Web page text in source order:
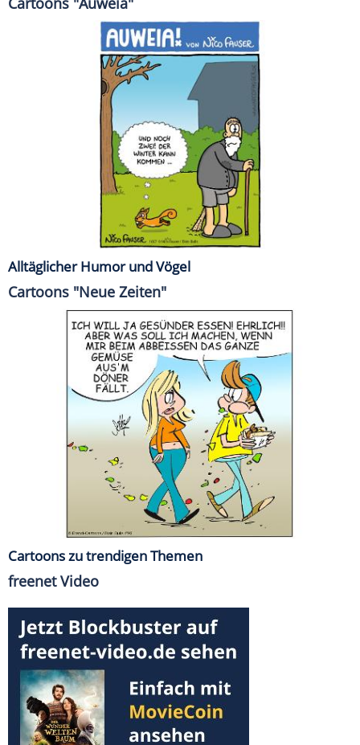
Alltäglicher Humor und Vögel
Cartoons "Neue Zeiten"
Cartoons zu trendigen Themen
freenet Video